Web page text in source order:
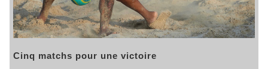
Cinq matchs pour une victoire